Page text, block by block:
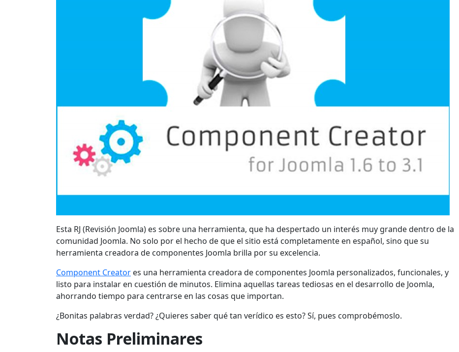
Esta RJ (Revisión Joomla) es sobre una herramienta, que ha despertado un interés muy grande dentro de la
comunidad Joomla. No solo por el hecho de que el sitio está completamente en español, sino que su
herramienta creadora de componentes Joomla brilla por su excelencia.
Component Creator es una herramienta creadora de componentes Joomla personalizados, funcionales, y
listo para instalar en cuestión de minutos. Elimina aquellas tareas tediosas en el desarrollo de Joomla,
ahorrando tiempo para centrarse en las cosas que importan.
¿Bonitas palabras verdad? ¿Quieres saber qué tan verídico es esto? Sí, pues comprobémoslo.
Notas Preliminares